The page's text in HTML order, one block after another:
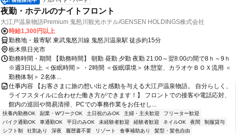
夜勤・ホテルのナイトフロント
大江戸温泉物語Premium 鬼怒川観光ホテル/GENSEN HOLDINGS株式会社
時給1,300円以上
勤務地・最寄駅 東武鬼怒川線 鬼怒川温泉駅 徒歩約15分
栃木県日光市
勤務時間・期間 【勤務時間】 朝勤 昼勤 夕勤 夜勤 21:00～翌8:00の間で8ｈ～9ｈ
※週3日以上 ＜仮眠時間＞ ・2時間 ＜仮眠環境＞ 休憩室、カラオケＢＯＸ流用 ＜
勤務体制＞ 2名体...
仕事内容 【お客さまに旅の想い出と感動を与える大江戸温泉物語。 自分らしく、
ライフスタイルに合わせた働き方ができます！】 フロントでの接客や電話応対、
館内の巡回や簡易清掃、PCでの事務作業をお任せし...
扶養内勤務OK 副業・WワークOK 土日祝のみOK 主婦・主夫歓迎
フリーター歓迎
バイク通勤OK
車通勤OK 平日のみOK 未経験者歓迎 経験者歓迎 ネイルOK 夜間
制服貸与
シフト制
社割あり 深夜 履歴書不要 リゾート 食事補助あり 髪型・髪色自由